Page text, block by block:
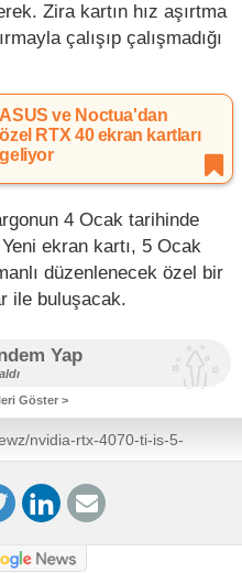
Zira kartın hız aşırtma
çalışıp çalışmadığı
ASUS ve Noctua'dan
özel RTX 40 ekran kartları
geliyor
4 Ocak tarihinde
ekran kartı, 5 Ocak
düzenlenecek özel bir
ile buluşacak.
Yap
Göster >
nvidia-rtx-4070-ti-is-5-
octanebench-test